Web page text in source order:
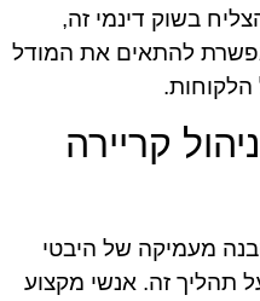
בשוק דינמי זה,
להתאים את המודל
קריירה
מעמיקה של היבטי
תהליך זה. אנשי מקצוע